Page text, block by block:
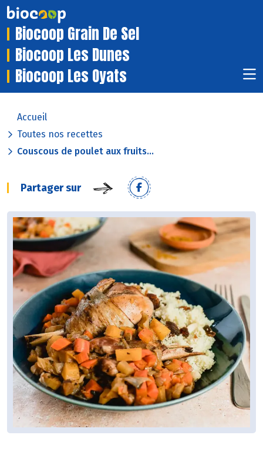
Biocoop Grain De Sel
Biocoop Les Dunes
Biocoop Les Oyats
Accueil
Toutes nos recettes
Couscous de poulet aux fruits...
Partager sur